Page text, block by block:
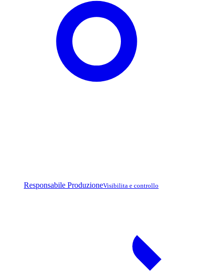
Responsabile ProduzioneVisibilita e controllo